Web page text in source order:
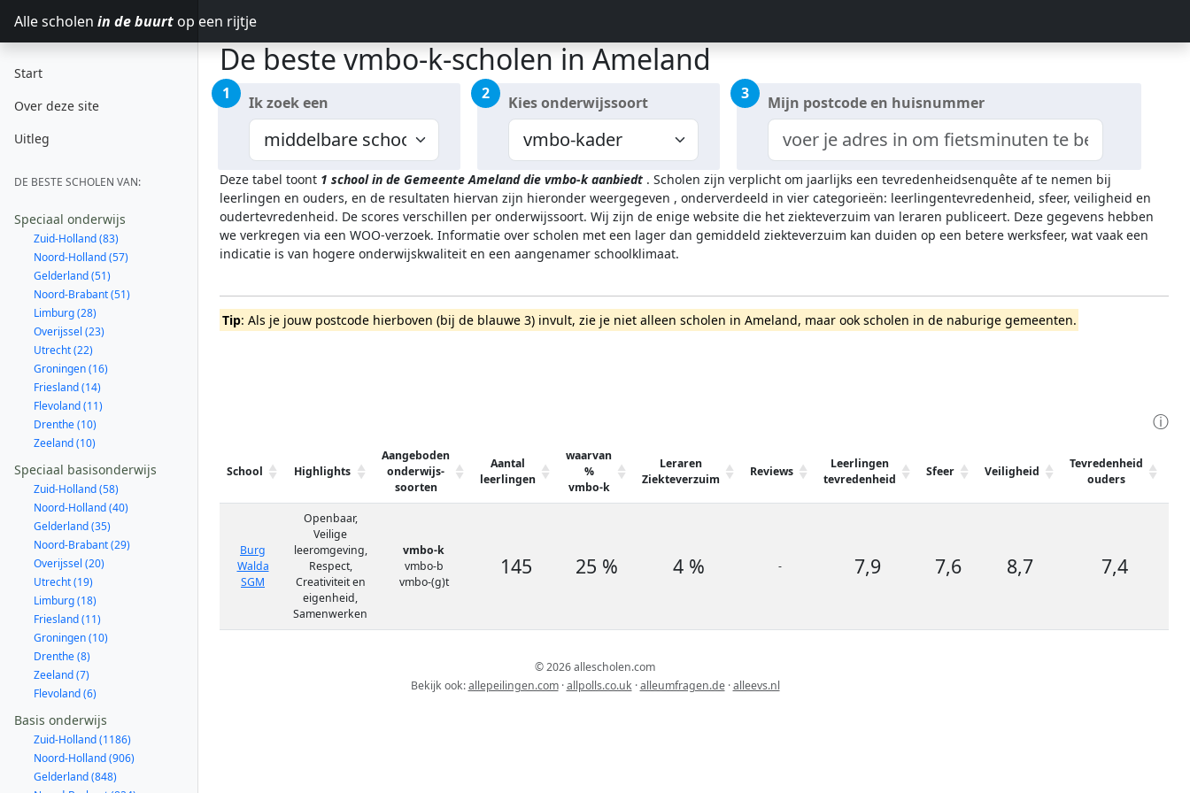
Alle scholen in de buurt op een rijtje
Start
Over deze site
Uitleg
DE BESTE SCHOLEN VAN:
Speciaal onderwijs
Zuid-Holland (83)
Noord-Holland (57)
Gelderland (51)
Noord-Brabant (51)
Limburg (28)
Overijssel (23)
Utrecht (22)
Groningen (16)
Friesland (14)
Flevoland (11)
Drenthe (10)
Zeeland (10)
Speciaal basisonderwijs
Zuid-Holland (58)
Noord-Holland (40)
Gelderland (35)
Noord-Brabant (29)
Overijssel (20)
Utrecht (19)
Limburg (18)
Friesland (11)
Groningen (10)
Drenthe (8)
Zeeland (7)
Flevoland (6)
Basis onderwijs
Zuid-Holland (1186)
Noord-Holland (906)
Gelderland (848)
De beste vmbo-k-scholen in Ameland
1 Ik zoek een 2 Kies onderwijssoort 3 Mijn postcode en huisnummer
Deze tabel toont 1 school in de Gemeente Ameland die vmbo-k aanbiedt . Scholen zijn verplicht om jaarlijks een tevredenheidsenquête af te nemen bij
leerlingen en ouders, en de resultaten hiervan zijn hieronder weergegeven , onderverdeeld in vier categorieën: leerlingentevredenheid, sfeer, veiligheid en
oudertevredenheid. De scores verschillen per onderwijssoort. Wij zijn de enige website die het ziekteverzuim van leraren publiceert. Deze gegevens hebben
we verkregen via een WOO-verzoek. Informatie over scholen met een lager dan gemiddeld ziekteverzuim kan duiden op een betere werksfeer, wat vaak een
indicatie is van hogere onderwijskwaliteit en een aangenamer schoolklimaat.
Tip: Als je jouw postcode hierboven (bij de blauwe 3) invult, zie je niet alleen scholen in Ameland, maar ook scholen in de naburige gemeenten.
ⓘ
School Highlights
Aangeboden
onderwijs-
soorten
Aantal
leerlingen
waarvan
%
vmbo-k
Leraren
Ziekteverzuim
Reviews
Leerlingen
tevredenheid
Sfeer Veiligheid
Tevredenheid
ouders
Burg
Walda
SGM
Openbaar,
Veilige
leeromgeving,
Respect,
Creativiteit en
eigenheid,
Samenwerken
vmbo-k
vmbo-b
vmbo-(g)t
145 25 % 4 % - 7,9 7,6 8,7 7,4
© 2026 allescholen.com
Bekijk ook:allepeilingen.com·allpolls.co.uk ·alleumfragen.de·alleevs.nl